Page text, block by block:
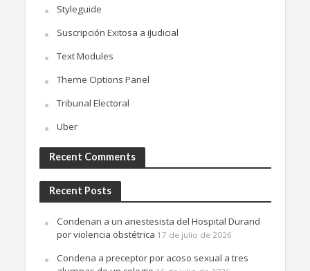
Styleguide
Suscripción Exitosa a iJudicial
Text Modules
Theme Options Panel
Tribunal Electoral
Uber
Recent Comments
Recent Posts
Condenan a un anestesista del Hospital Durand
por violencia obstétrica 17 de julio de 2026
Condena a preceptor por acoso sexual a tres